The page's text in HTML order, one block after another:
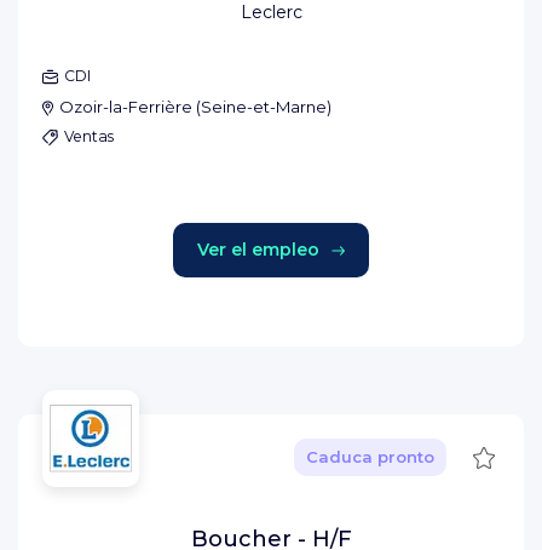
Leclerc
CDI
Ozoir-la-Ferrière (Seine-et-Marne)
Ventas
Ver el empleo
Caduca pronto
Boucher - H/F